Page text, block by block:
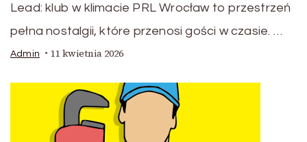
Lead: klub w klimacie PRL Wrocław to przestrzeń
pełna nostalgii, które przenosi gości w czasie. …
Admin 11 kwietnia 2026